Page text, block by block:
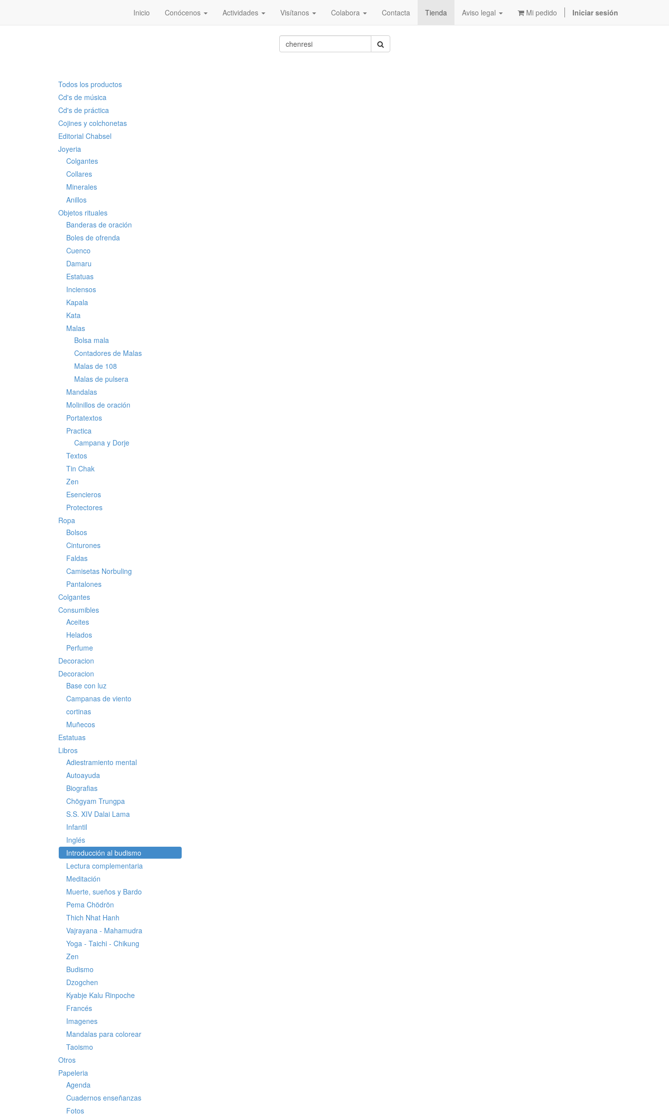
Inicio Conócenos Actividades Visítanos Colabora Contacta Tienda Aviso legal Mi pedido Iniciar sesión
Todos los productos
Cd's de música
Cd's de práctica
Cojines y colchonetas
Editorial Chabsel
Joyeria
Colgantes
Collares
Minerales
Anillos
Objetos rituales
Banderas de oración
Boles de ofrenda
Cuenco
Damaru
Estatuas
Inciensos
Kapala
Kata
Malas
Bolsa mala
Contadores de Malas
Malas de 108
Malas de pulsera
Mandalas
Molinillos de oración
Portatextos
Practica
Campana y Dorje
Textos
Tin Chak
Zen
Esencieros
Protectores
Ropa
Bolsos
Cinturones
Faldas
Camisetas Norbuling
Pantalones
Colgantes
Consumibles
Aceites
Helados
Perfume
Decoracion
Decoracion
Base con luz
Campanas de viento
cortinas
Muñecos
Estatuas
Libros
Adiestramiento mental
Autoayuda
Biografias
Chögyam Trungpa
S.S. XIV Dalai Lama
Infantil
Inglés
Introducción al budismo
Lectura complementaria
Meditación
Muerte, sueños y Bardo
Pema Chödrön
Thich Nhat Hanh
Vajrayana - Mahamudra
Yoga - Taichi - Chikung
Zen
Budismo
Dzogchen
Kyabje Kalu Rinpoche
Francés
Imagenes
Mandalas para colorear
Taoismo
Otros
Papeleria
Agenda
Cuadernos enseñanzas
Fotos